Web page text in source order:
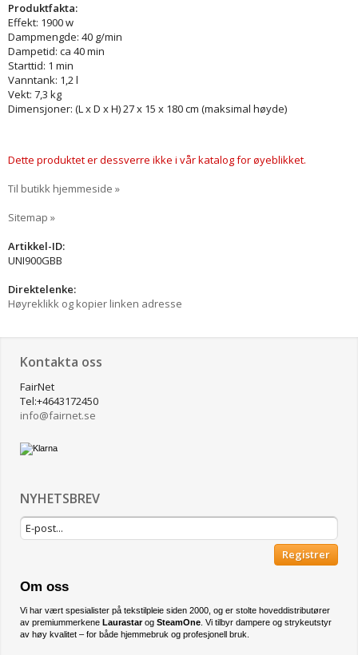
Produktfakta:
Effekt: 1900 w
Dampmengde: 40 g/min
Dampetid: ca 40 min
Starttid: 1 min
Vanntank: 1,2 l
Vekt: 7,3 kg
Dimensjoner: (L x D x H) 27 x 15 x 180 cm (maksimal høyde)
Dette produktet er dessverre ikke i vår katalog for øyeblikket.
Til butikk hjemmeside »
Sitemap »
Artikkel-ID:
UNI900GBB
Direktelenke:
Høyreklikk og kopier linken adresse
Kontakta oss
FairNet
Tel:+4643172450
info@fairnet.se
NYHETSBREV
Registrer
Om oss
Vi har vært spesialister på tekstilpleie siden 2000, og er stolte hoveddistributører
av premiummerkene Laurastarog SteamOne . Vi tilbyr dampere og strykeutstyr
av høy kvalitet – for både hjemmebruk og profesjonell bruk.